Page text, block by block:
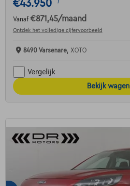
€43.950 1
Vanaf €871,45/maand
Ontdek het volledige cijfervoorbeeld
8490 Varsenare, XOTO
Vergelijk
Bekijk wagen